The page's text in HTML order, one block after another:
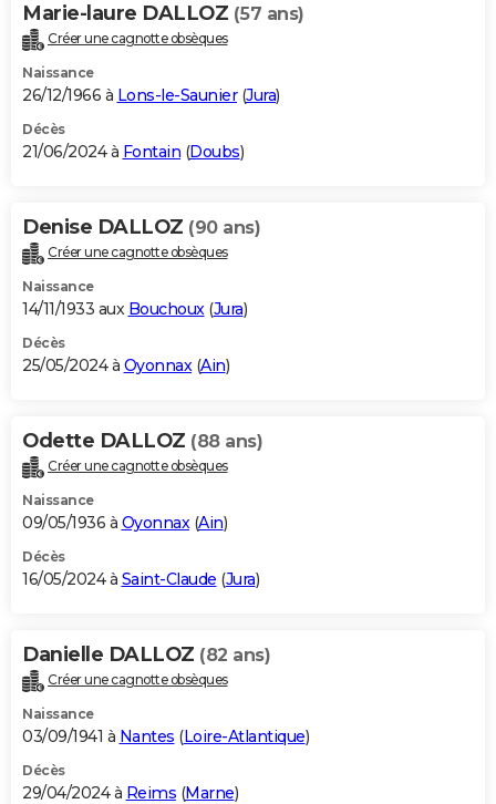
Marie-laure DALLOZ (57 ans)
Créer une cagnotte obsèques
Naissance
26/12/1966 à Lons-le-Saunier(Jura)
Décès
21/06/2024 à Fontain (Doubs)
Denise DALLOZ (90 ans)
Créer une cagnotte obsèques
Naissance
14/11/1933 aux Bouchoux(Jura)
Décès
25/05/2024 à Oyonnax(Ain)
Odette DALLOZ (88 ans)
Créer une cagnotte obsèques
Naissance
09/05/1936 à Oyonnax(Ain)
Décès
16/05/2024 à Saint-Claude (Jura)
Danielle DALLOZ (82 ans)
Créer une cagnotte obsèques
Naissance
03/09/1941 à Nantes (Loire-Atlantique)
Décès
29/04/2024 à Reims (Marne)